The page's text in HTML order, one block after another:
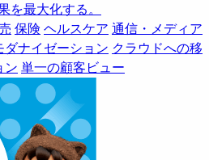
最大化する。
保険 ヘルスケア 通信・メディア
ナイゼーション クラウドへの移
ン 単一の顧客ビュー